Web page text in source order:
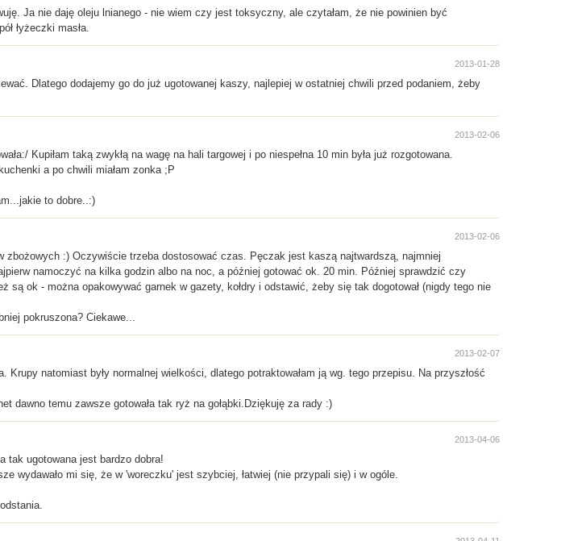
Ja nie daję oleju lnianego - nie wiem czy jest toksyczny, ale czytałam, że nie powinien być
łyżeczki masła.
2013-01-28
Dlatego dodajemy go do już ugotowanej kaszy, najlepiej w ostatniej chwili przed podaniem, żeby
2013-02-06
Kupiłam taką zwykłą na wagę na hali targowej i po niespełna 10 min była już rozgotowana.
a po chwili miałam zonka ;P
to dobre..:)
2013-02-06
zbożowych :) Oczywiście trzeba dostosować czas. Pęczak jest kaszą najtwardszą, najmniej
namoczyć na kilka godzin albo na noc, a później gotować ok. 20 min. Później sprawdzić czy
ok - można opakowywać garnek w gazety, kołdry i odstawić, żeby się tak dogotował (nigdy tego nie
pokruszona? Ciekawe...
2013-02-07
natomiast były normalnej wielkości, dlatego potraktowałam ją wg. tego przepisu. Na przyszłość
dawno temu zawsze gotowała tak ryż na gołąbki.Dziękuję za rady :)
2013-04-06
tak ugotowana jest bardzo dobra!
wydawało mi się, że w 'woreczku' jest szybciej, łatwiej (nie przypali się) i w ogóle.